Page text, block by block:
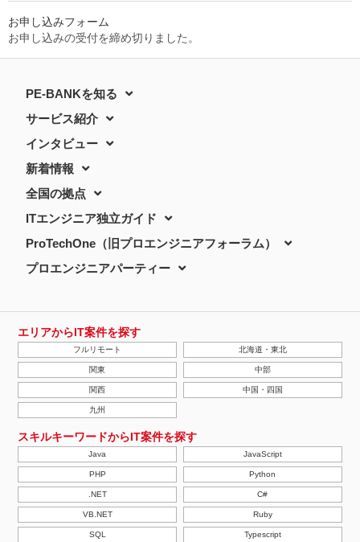
お申し込みフォーム
お申し込みの受付を締め切りました。
PE-BANKを知る
サービス紹介
インタビュー
新着情報
全国の拠点
ITエンジニア独立ガイド
ProTechOne（旧プロエンジニアフォーラム）
プロエンジニアパーティー
エリアからIT案件を探す
フルリモート 北海道・東北
関東 中部
関西 中国・四国
九州
スキルキーワードからIT案件を探す
Java JavaScript
PHP Python
.NET C#
VB.NET Ruby
SQL Typescript